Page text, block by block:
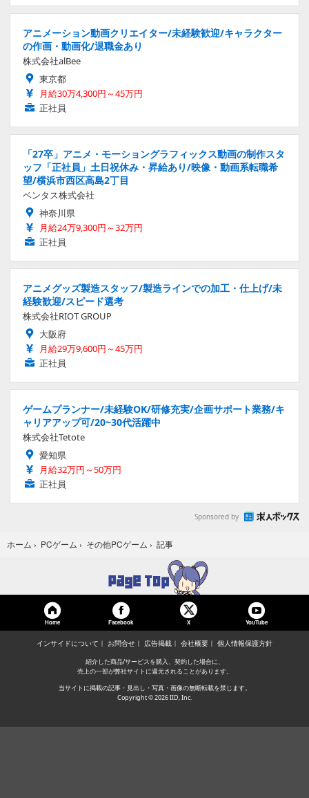
アニメーション動画クリエイター/未経験歓迎/キャラクター
の作画・動画化/退職金あり
株式会社alBee
東京都
月給30万4,300円～45万円
正社員
「27卒」アニメ・モーショングラフィックス動画の制作スタ
ッフ「正社員」土日祝休み・昇給あり/映像・動画系転職希
望/横浜市西区高島2丁目
ベンタス株式会社
神奈川県
月給24万9,300円～32万円
正社員
アニメグッズ製造スタッフ/製造ラインでの加工・仕上げ/未
経験歓迎/スピード選考
株式会社RIOT GROUP
大阪府
月給29万9,600円～45万円
正社員
ゲームプランナー/未経験OK/研修充実/企画サポート業務/キ
ャリアアップ可/20~30代活躍中
株式会社Tetote
愛知県
月給32万円～50万円
正社員
Sponsored by
ホーム › PCゲーム › その他PCゲーム › 記事
Home Facebook X YouTube
インサイドについて お問合せ 広告掲載 会社概要 個人情報保護方針
紹介した商品/サービスを購入、契約した場合に、
売上の一部が弊社サイトに還元されることがあります。
当サイトに掲載の記事・見出し・写真・画像の無断転載を禁じます。
Copyright © 2026 IID, Inc.